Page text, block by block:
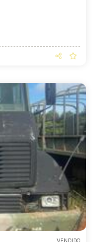
VENDIDO